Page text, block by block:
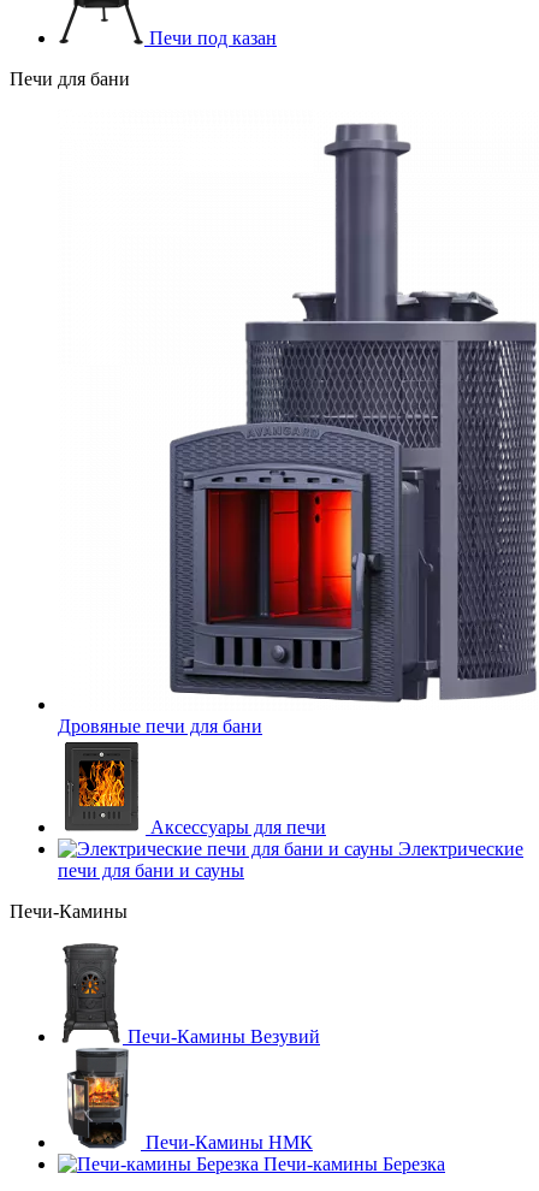
Печи под казан
Печи для бани
Дровяные печи для бани
Аксессуары для печи
Электрические
печи для бани и сауны
Печи-Камины
Печи-Камины Везувий
Печи-Камины НМК
Печи-камины Березка